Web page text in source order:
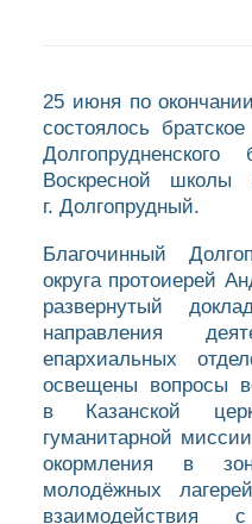
25 июня по
состоялось
Воскресной школы
г. Долгопрудный.
Благочинный
округа протоиерей
развернутый
направления
епархиальных
освещены вопросы
в Казанской
гуманитарной
окормления в
молодёжных
взаимодействия